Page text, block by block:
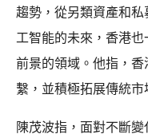
趨勢，從另類資產和
工智能的未來，香港
前景的領域。他指，
繫，並積極拓展傳統市
陳茂波指，面對不斷